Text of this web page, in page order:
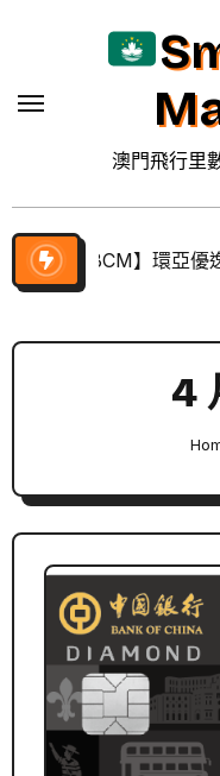
澳門飛行里
【BCM】環亞
4